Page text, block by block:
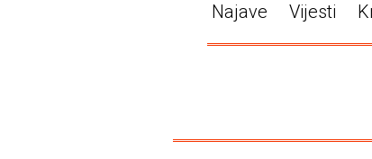
Najave Vijesti